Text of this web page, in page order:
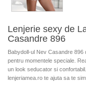
Lenjerie sexy de
Casandre 896
Babydoll-ul Nev Casandre
pentru momentele speciale.
un look seducator si
lenjeriamea.ro te ajuta sa te